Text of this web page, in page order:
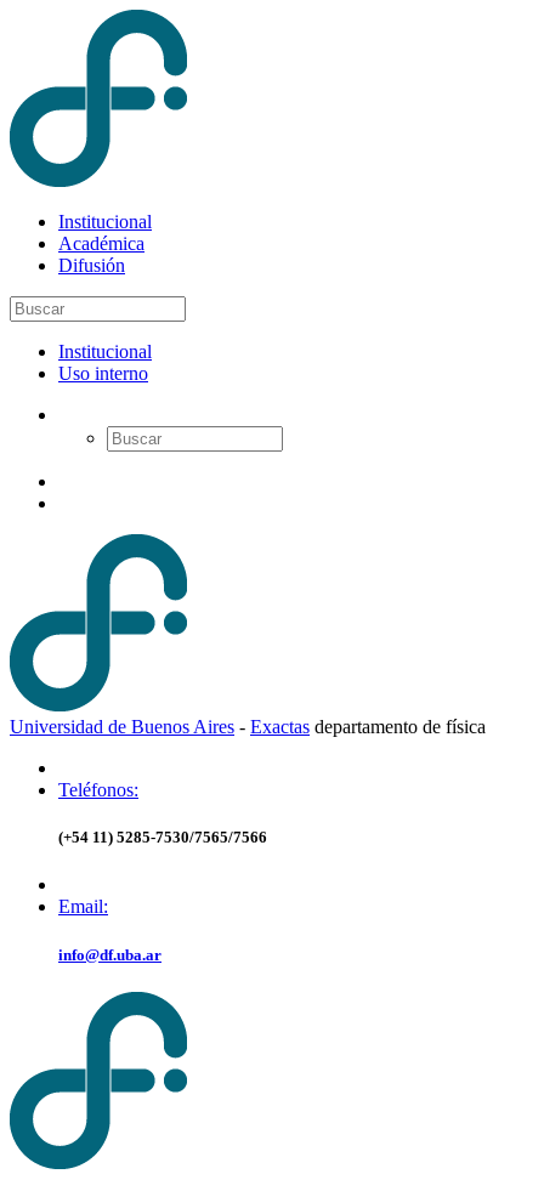
Institucional
Académica
Difusión
Institucional
Uso interno
Universidad de Buenos Aires - Exactas departamento de física
Teléfonos:
(+54 11) 5285-7530/7565/7566
Email:
info@df.uba.ar